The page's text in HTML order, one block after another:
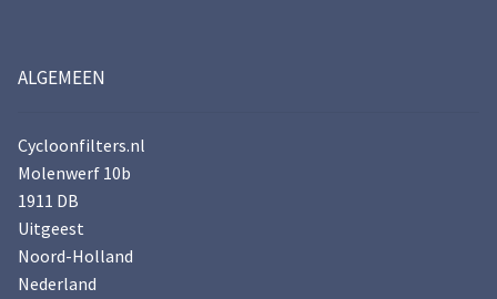
ALGEMEEN
Cycloonfilters.nl
Molenwerf 10b
1911 DB
Uitgeest
Noord-Holland
Nederland